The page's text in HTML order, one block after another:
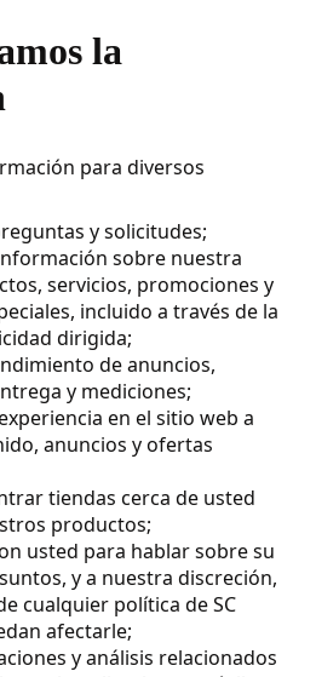
la
para diversos
y solicitudes;
sobre nuestra
servicios, promociones y
incluido a través de la
dirigida;
de anuncios,
y mediciones;
en el sitio web a
anuncios y ofertas
tiendas cerca de usted
productos;
usted para hablar sobre su
y a nuestra discreción,
cualquier política de SC
afectarle;
y análisis relacionados